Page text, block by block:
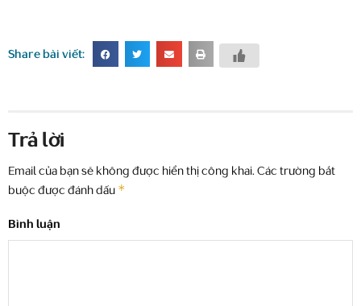
Share bài viết:
Trả lời
Email của bạn sẽ không được hiển thị công khai. Các trường bắt
buộc được đánh dấu *
Bình luận